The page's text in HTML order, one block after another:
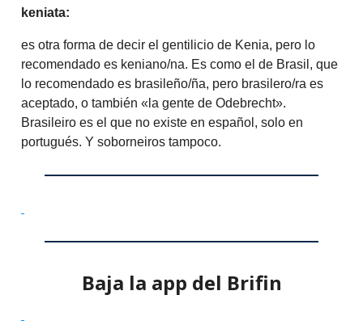
keniata:
es otra forma de decir el gentilicio de Kenia, pero lo
recomendado es keniano/na. Es como el de Brasil, que
lo recomendado es brasileño/ña, pero brasilero/ra es
aceptado, o también «la gente de Odebrecht».
Brasileiro es el que no existe en español, solo en
portugués. Y soborneiros tampoco.
Baja la app del Brifin